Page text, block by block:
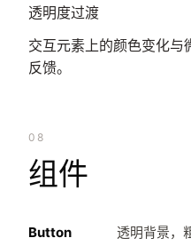
透明度过渡
交互元素上的颜色变化与
反馈。
08
组件
Button
透明背景，